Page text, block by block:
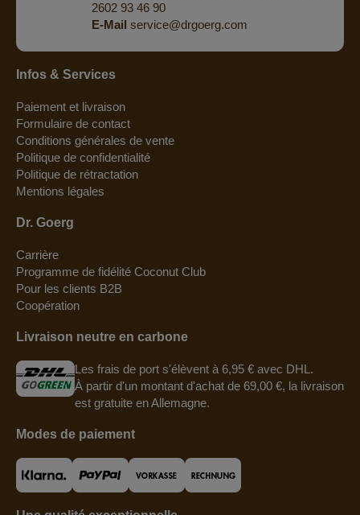
2602 93 46 90
E-Mail service@drgoerg.com
Infos & Services
Paiement et livraison
Formulaire de contact
Conditions générales de vente
Politique de confidentialité
Politique de rétractation
Mentions légales
Dr. Goerg
Carrière
Programme de fidélité Coconut Club
Pour les clients B2B
Coopération
Livraison neutre en carbone
Les frais de port s'élèvent à 6,95 € avec DHL.
À partir d'un montant d'achat de 69,00 €, la livraison
est gratuite en Allemagne.
Modes de paiement